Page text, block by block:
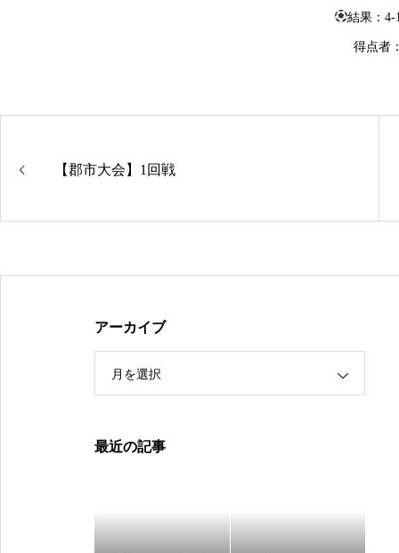
結果：4-
得点者
【郡市大会】1回戦
アーカイブ
月を選択
最近の記事